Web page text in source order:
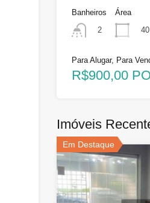
Banheiros
2
Área
40
Para Alugar, Para
R$900,00
Imóveis
Em Destaque